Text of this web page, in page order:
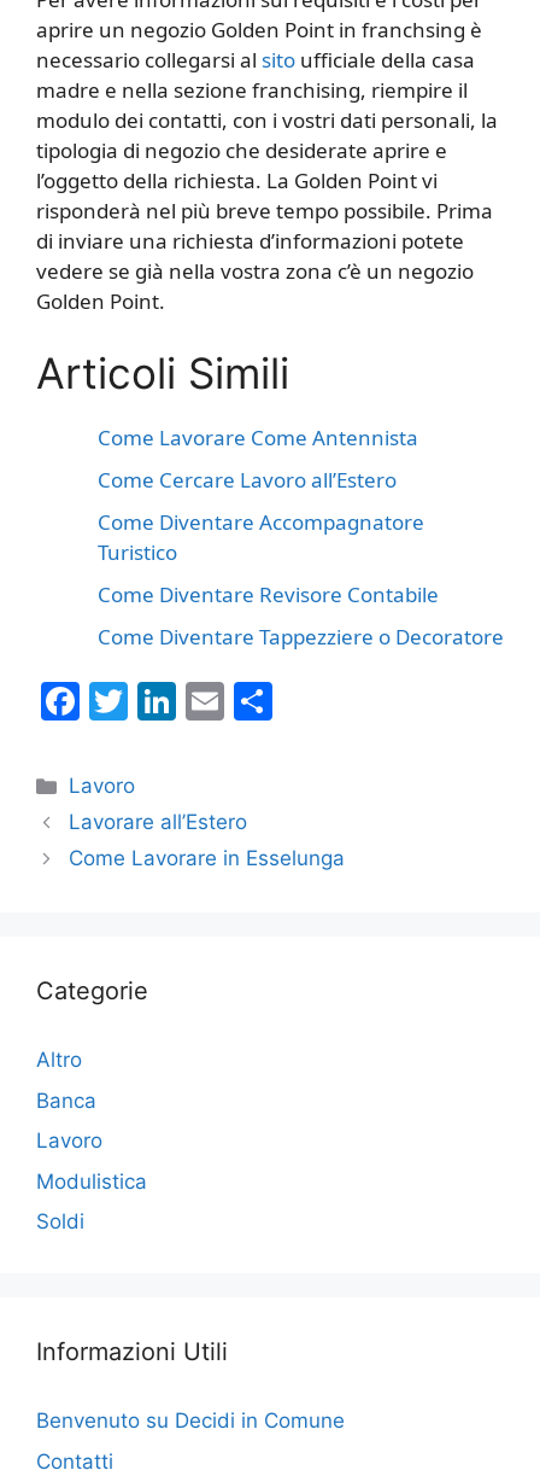
aprire un negozio Golden Point in franchsing è
necessario collegarsi al sito ufficiale della casa
madre e nella sezione franchising, riempire il
modulo dei contatti, con i vostri dati personali, la
tipologia di negozio che desiderate aprire e
l’oggetto della richiesta. La Golden Point vi
risponderà nel più breve tempo possibile. Prima
di inviare una richiesta d’informazioni potete
vedere se già nella vostra zona c’è un negozio
Golden Point.
Articoli Simili
Come Lavorare Come Antennista
Come Cercare Lavoro all’Estero
Come Diventare Accompagnatore
Turistico
Come Diventare Revisore Contabile
Come Diventare Tappezziere o Decoratore
F
c
e
b
T
itt
er
Li
e
dI
E
l
vi
Categorie
Lavoro
Lavorare all’Estero
Come Lavorare in Esselunga
Categorie
Altro
Banca
Lavoro
Modulistica
Soldi
Informazioni Utili
Benvenuto su Decidi in Comune
Contatti